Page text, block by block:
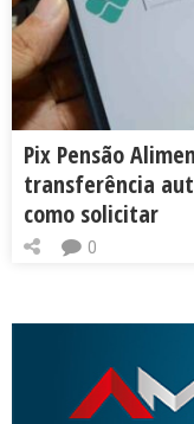
Pix Pensão
transferência
como solicitar
0